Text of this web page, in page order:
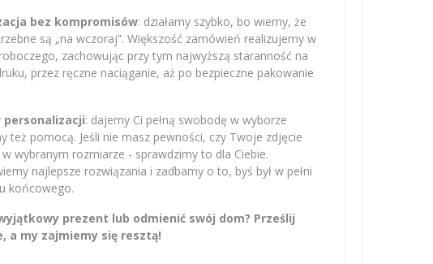
bez kompromisów: działamy szybko, bo wiemy, że
są „na wczoraj”. Większość zamówień realizujemy w
zachowując przy tym najwyższą staranność na
przez ręczne naciąganie, aż po bezpieczne pakowanie
personalizacji: dajemy Ci pełną swobodę w wyborze
też pomocą. Jeśli nie masz pewności, czy Twoje zdjęcie
wybranym rozmiarze - sprawdzimy to dla Ciebie.
najlepsze rozwiązania i zadbamy o to, byś był w pełni
końcowego.
prezent lub odmienić swój dom? Prześlij
a my zajmiemy się resztą!